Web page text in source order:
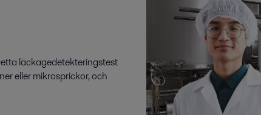
läckagedetekteringstest
eller mikrosprickor, och